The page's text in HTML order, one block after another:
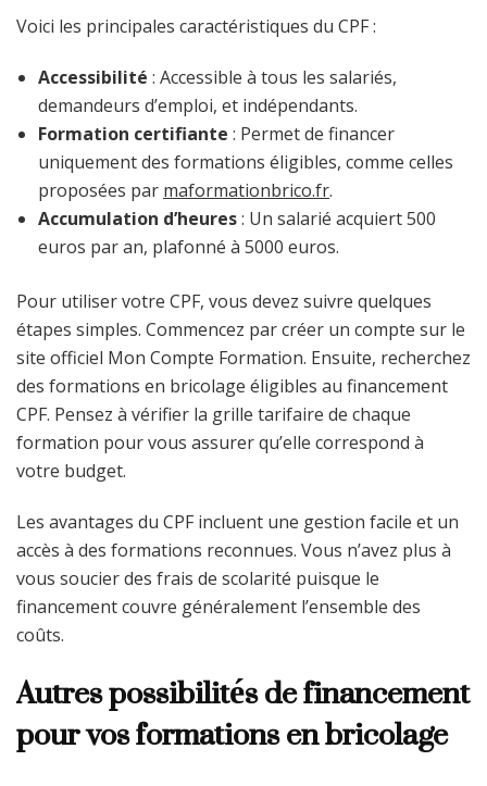
Voici les principales caractéristiques du CPF :
Accessibilité : Accessible à tous les salariés,
demandeurs d’emploi, et indépendants.
Formation certifiante : Permet de financer
uniquement des formations éligibles, comme celles
proposées par maformationbrico.fr.
Accumulation d’heures: Un salarié acquiert 500
euros par an, plafonné à 5000 euros.
Pour utiliser votre CPF, vous devez suivre quelques
étapes simples. Commencez par créer un compte sur le
site officiel Mon Compte Formation. Ensuite, recherchez
des formations en bricolage éligibles au financement
CPF. Pensez à vérifier la grille tarifaire de chaque
formation pour vous assurer qu’elle correspond à
votre budget.
Les avantages du CPF incluent une gestion facile et un
accès à des formations reconnues. Vous n’avez plus à
vous soucier des frais de scolarité puisque le
financement couvre généralement l’ensemble des
coûts.
Autres possibilités de financement
pour vos formations en bricolage